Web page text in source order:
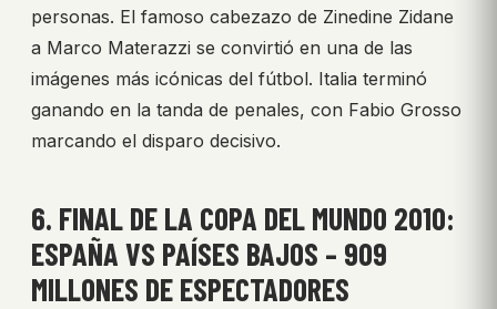
personas. El famoso cabezazo de Zinedine Zidane
a Marco Materazzi se convirtió en una de las
imágenes más icónicas del fútbol. Italia terminó
ganando en la tanda de penales, con Fabio Grosso
marcando el disparo decisivo.
6. FINAL DE LA COPA DEL MUNDO 2010:
ESPAÑA VS PAÍSES BAJOS – 909
MILLONES DE ESPECTADORES